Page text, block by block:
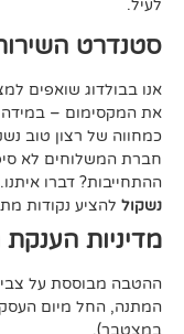
של בולדוג
למצוינות, אך מתוך
במידה וזמן האספקה
טוב נשקול להעניק לכם
לא סיפקה את המשלוח
איתנו. אנו נבדוק את
מתנה לקנייה הבאה.
הנקודות:
ההטבה מבוססת